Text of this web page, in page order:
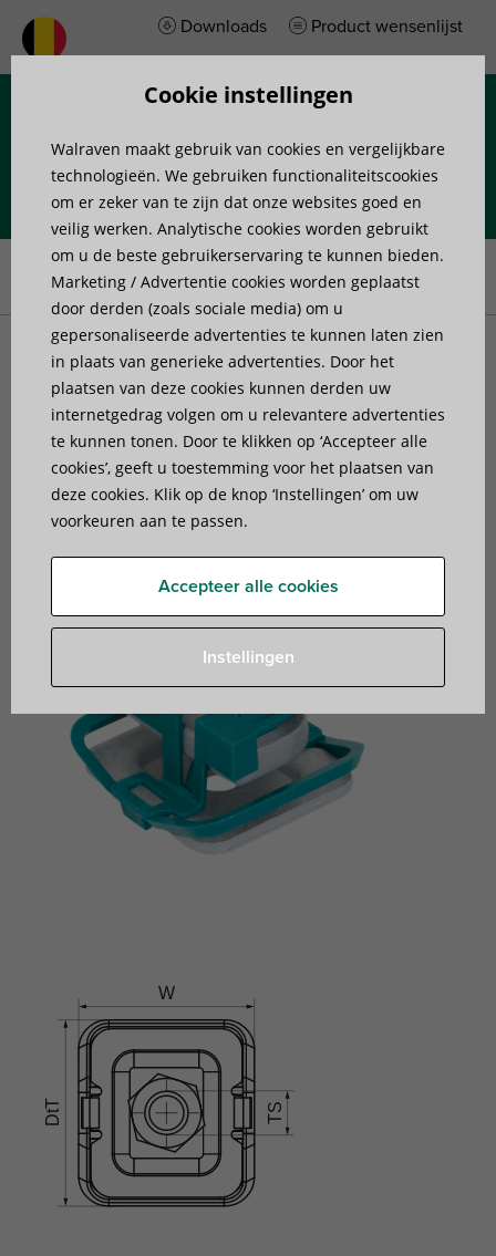
Downloads Product wensenlijst
Home» Producten»Railsystemen»Rail toebehoren»Walraven
RapidStrut® Schuifmoer G2 (BUP1000)
Walraven RapidStrut®
Schuifmoer G2 (BUP1000)
voor snelle verbinding van beugels en
draadstangen
Cookie instellingen
Walraven maakt gebruik van cookies en vergelijkbare
technologieën. We gebruiken functionaliteitscookies
om er zeker van te zijn dat onze websites goed en
veilig werken. Analytische cookies worden gebruikt
om u de beste gebruikerservaring te kunnen bieden.
Marketing / Advertentie cookies worden geplaatst
door derden (zoals sociale media) om u
gepersonaliseerde advertenties te kunnen laten zien
in plaats van generieke advertenties. Door het
plaatsen van deze cookies kunnen derden uw
internetgedrag volgen om u relevantere advertenties
te kunnen tonen. Door te klikken op ‘Accepteer alle
cookies’, geeft u toestemming voor het plaatsen van
deze cookies. Klik op de knop ‘Instellingen’ om uw
voorkeuren aan te passen.
Accepteer alle cookies
Instellingen